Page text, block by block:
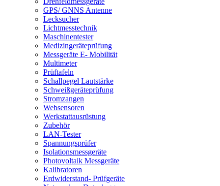
GPS/ GNNS Antenne
Lecksucher
Lichtmesstechnik
Maschinentester
Medizingeräteprüfung
Messgeräte E- Mobilität
Multimeter
Prüftafeln
Schallpegel Lautstärke
Schweißgeräteprüfung
Stromzangen
Websensoren
Werkstattausrüstung
Zubehör
LAN-Tester
Spannungsprüfer
Isolationsmessgeräte
Photovoltaik Messgeräte
Kalibratoren
Erdwiderstand- Prüfgeräte